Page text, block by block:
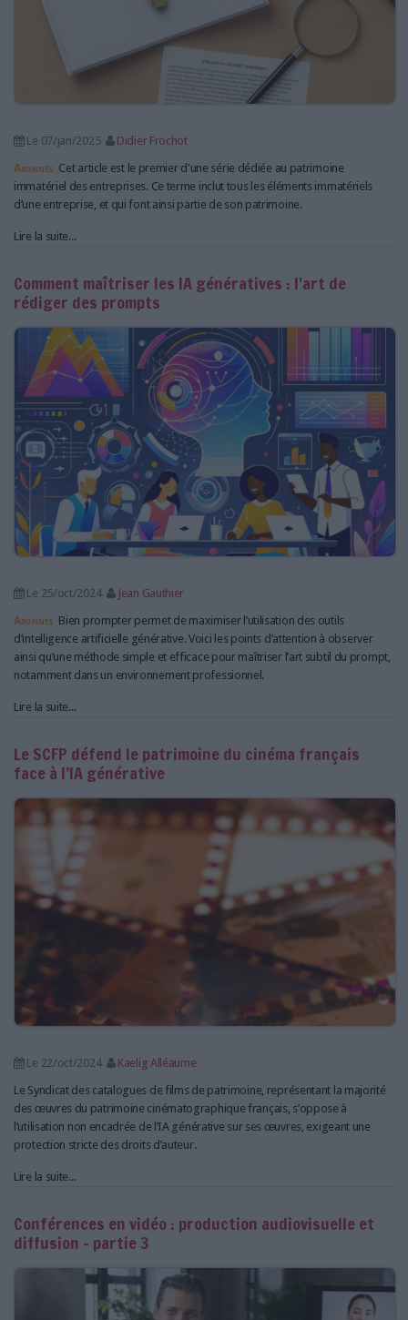
Le 07/jan/2025
Didier Frochot
Abonnés Cet article est le premier d'une série dédiée au patrimoine
immatériel des entreprises. Ce terme inclut tous les éléments immatériels
d’une entreprise, et qui font ainsi partie de son patrimoine.
Lire la suite...
Comment maîtriser les IA génératives : l'art de
rédiger des prompts
Le 25/oct/2024
Jean Gauthier
Abonnés Bien prompter permet de maximiser l’utilisation des outils
d’intelligence artificielle générative. Voici les points d’attention à observer
ainsi qu’une méthode simple et efficace pour maîtriser l’art subtil du prompt,
notamment dans un environnement professionnel.
Lire la suite...
Le SCFP défend le patrimoine du cinéma français
face à l’IA générative
Le 22/oct/2024
Kaelig Alléaume
Le Syndicat des catalogues de films de patrimoine, représentant la majorité
des œuvres du patrimoine cinématographique français, s’oppose à
l’utilisation non encadrée de l’IA générative sur ses œuvres, exigeant une
protection stricte des droits d’auteur.
Lire la suite...
Conférences en vidéo : production audiovisuelle et
diffusion - partie 3